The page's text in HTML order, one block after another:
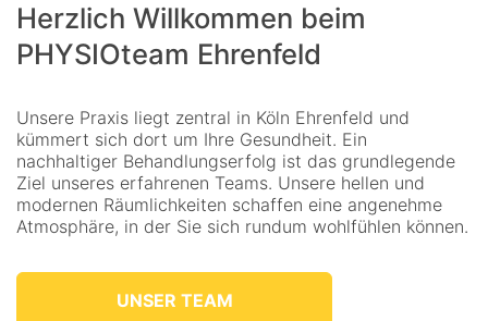
Herzlich Willkommen beim
PHYSIOteam Ehrenfeld
Unsere Praxis liegt zentral in Köln Ehrenfeld und
kümmert sich dort um Ihre Gesundheit. Ein
nachhaltiger Behandlungserfolg ist das grundlegende
Ziel unseres erfahrenen Teams. Unsere hellen und
modernen Räumlichkeiten schaffen eine angenehme
Atmosphäre, in der Sie sich rundum wohlfühlen können.
UNSER TEAM